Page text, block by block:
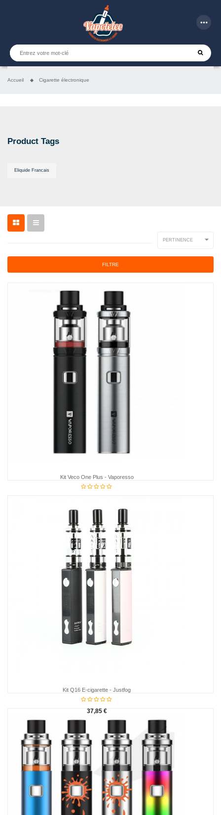
more_horiz
Accueil Cigarette électronique
Product Tags
Eliquide Francais
PERTINENCE 
FILTRE
Kit Veco One Plus - Vaporesso
Kit Q16 E-cigarette - Justfog
37,85 €